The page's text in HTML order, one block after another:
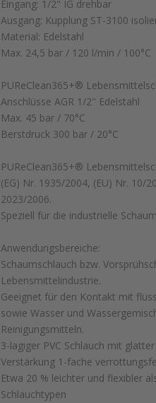
Eingang: 1/2" IG drehbar
Ausgang: Kupplung ST-3100
Material: Edelstahl
Max. 24,5 bar / 120 l/min / 100°C
PUReClean365+®
Anschlüsse AGR 1/2" Edelstahl
Max. 45 bar / 70°C
Berstdruck 300 bar / 20°C
PUReClean365+®
(EG) Nr. 1935/2004, (EU) Nr. 10/
2023/2006.
Speziell für die industrielle
Anwendungsbereiche:
Schaumschlauch bzw.
Lebensmittelindustrie.
Geeignet für den Kontakt mit
sowie Wasser und
Reinigungsmitteln.
3-lagiger PVC Schlauch mit
Verstärkung 1-fache
Etwa 20 % leichter und flexibler
Schlauchtypen